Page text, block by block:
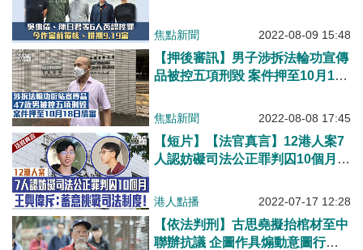
焦點新聞 2022-08-09 15:48
【押後審訊】男子涉拆法輪功宣傳
品被控五項刑毀 案件押至10月18
焦點新聞 2022-08-08 17:45
【短片】【法官真言】12港人案7
人認妨礙司法公正罪判囚10個月
港人點播 2022-07-17 12:28
【依法判刑】古思堯擬抬棺材至中
聯辦抗議 企圖作具煽動意圖行為